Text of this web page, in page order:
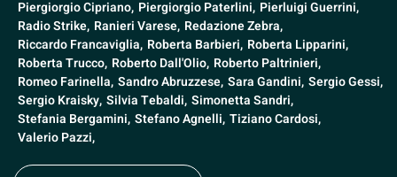
Piergiorgio Cipriano, Piergiorgio Paterlini, Pierluigi Guerrini,
Radio Strike, Ranieri Varese, Redazione Zebra,
Riccardo Francaviglia, Roberta Barbieri, Roberta Lipparini,
Roberta Trucco, Roberto Dall'Olio, Roberto Paltrinieri,
Romeo Farinella, Sandro Abruzzese, Sara Gandini, Sergio Gessi,
Sergio Kraisky, Silvia Tebaldi, Simonetta Sandri,
Stefania Bergamini, Stefano Agnelli, Tiziano Cardosi,
Valerio Pazzi,